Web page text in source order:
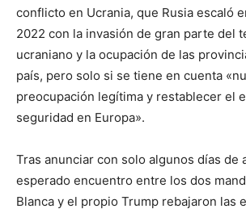
conflicto en Ucrania, que Rusia escaló
2022 con la invasión de gran parte del
ucraniano y la ocupación de las
país, pero solo si se tiene en cuenta
preocupación legítima y restablecer el
seguridad en Europa».
Tras anunciar con solo algunos días de
esperado encuentro entre los dos
Blanca y el propio Trump rebajaron las